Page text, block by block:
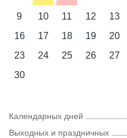
9
10 11 12 13
16
17 18 19 20
23
24 25 26 27
30
Календарных дней
Выходных и праздничных